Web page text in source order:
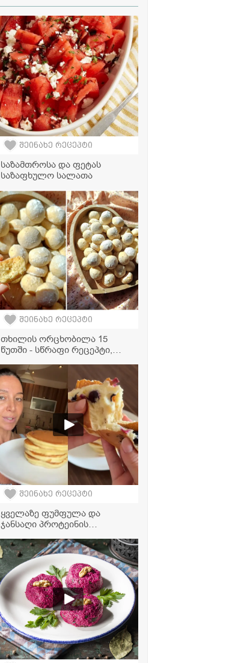
შეინახე რეცეპტი
საზამთროსა და ფეტას
საზაფხულო სალათა
შეინახე რეცეპტი
თხილის ორცხობილა 15
წუთში - სწრაფი რეცეპტი,
შეინახე რეცეპტი
ყველაზე ფუმფულა და
ჯანსაღი პროტეინის
მზადდება ძალიან მარტივად